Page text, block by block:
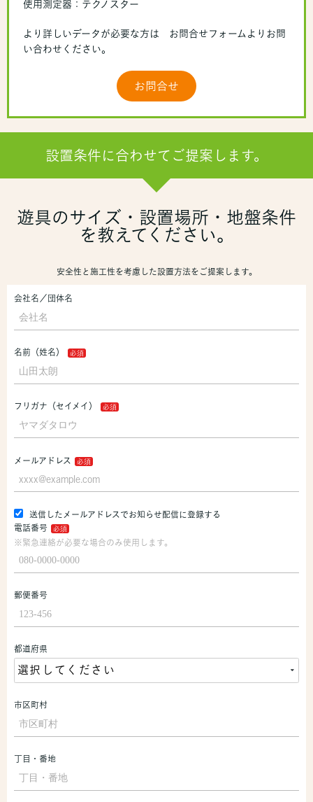
使用測定器：テクノスター
より詳しいデータが必要な方は お問合せフォームよりお問
い合わせください。
お問合せ
設置条件に合わせてご提案します。